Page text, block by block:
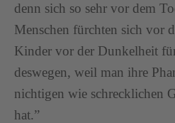
denn sich so sehr vor dem
Menschen fürchten sich vor
Kinder vor der Dunkelheit
deswegen, weil man ihre
nichtigen wie schrecklichen
hat.”